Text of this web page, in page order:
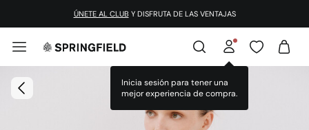
ÚNETE AL CLUB Y DISFRUTA DE LAS VENTAJAS